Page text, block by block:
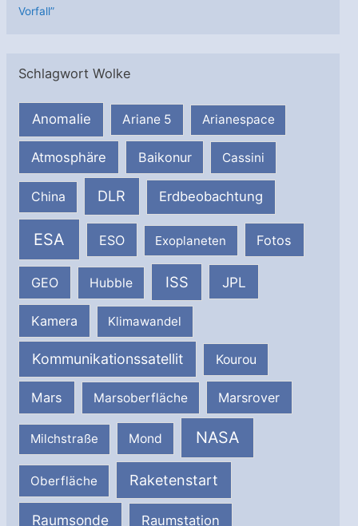
Vorfall”
Schlagwort Wolke
Anomalie Ariane 5 Arianespace
Atmosphäre Baikonur Cassini
China DLR Erdbeobachtung
ESA ESO Exoplaneten Fotos
GEO Hubble ISS JPL
Kamera Klimawandel
Kommunikationssatellit Kourou
Mars Marsoberfläche Marsrover
Milchstraße Mond NASA
Oberfläche Raketenstart
Raumsonde Raumstation